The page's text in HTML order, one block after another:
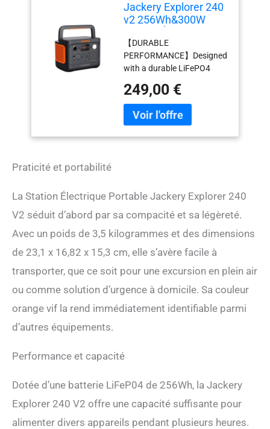
Jackery Explorer 240
v2 256Wh&300W
Portable
【DURABLE
PERFORMANCE】Designed
with a durable LiFePO4
battery life, Explorer 240v2
ensures reliable
performance even after
powerful 300W AC output,
is now a breeze. 【Charge
Rapide en 1H】Le mode de
supercharge d'urgence,
activée via l'APP, permet une
charge complète de la
station électrique portable
Jackery E240 v2 en 1 heure.
Il ne faut que 2 heures pour
de vie plus saine de la
atteindre une charge
complète lorsqu'elle est
connectée aux panneaux
solaires 100W. 【Ports de
249,00 €
Praticité et portabilité
La Station Électrique Portable Jackery Explorer 240
V2 séduit d’abord par sa compacité et sa légèreté.
Avec un poids de 3,5 kilogrammes et des dimensions
de 23,1 x 16,82 x 15,3 cm, elle s’avère facile à
transporter, que ce soit pour une excursion en plein air
ou comme solution d’urgence à domicile. Sa couleur
orange vif la rend immédiatement identifiable parmi
d’autres équipements.
Performance et capacité
Dotée d’une batterie LiFeP04 de 256Wh, la Jackery
Explorer 240 V2 offre une capacité suffisante pour
alimenter divers appareils pendant plusieurs heures.